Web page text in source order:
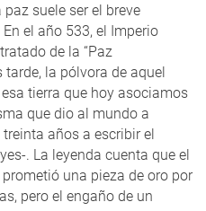
suele ser el breve
el año 533, el Imperio
de la “Paz
tarde, la pólvora de aquel
tierra que hoy asociamos
que dio al mundo a
años a escribir el
. La leyenda cuenta que el
una pieza de oro por
pero el engaño de un